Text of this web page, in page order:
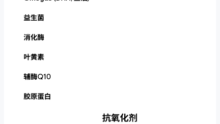
益生菌
消化酶
叶黄素
辅酶Q10
胶原蛋白
抗氧化剂